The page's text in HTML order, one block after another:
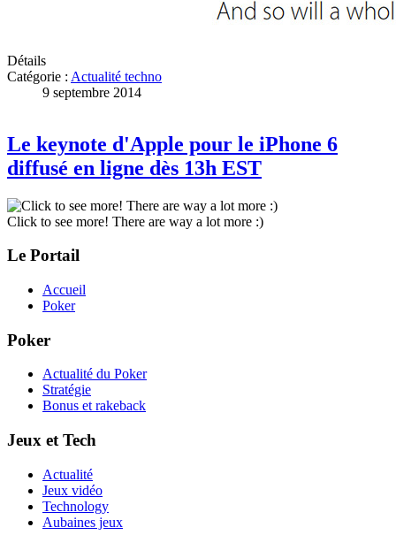
Détails
Catégorie : Actualité techno
9 septembre 2014
Le keynote d'Apple pour le iPhone 6
diffusé en ligne dès 13h EST
Click to see more! There are way a lot more :)
Le Portail
Accueil
Poker
Poker
Actualité du Poker
Stratégie
Bonus et rakeback
Jeux et Tech
Actualité
Jeux vidéo
Technology
Aubaines jeux